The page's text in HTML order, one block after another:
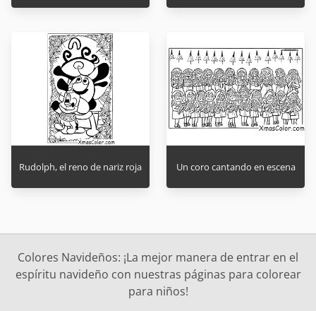
Rudolph, el reno de nariz roja Un coro cantando en escena
Colores Navideños: ¡La mejor manera de entrar en el
espíritu navideño con nuestras páginas para colorear
para niños!